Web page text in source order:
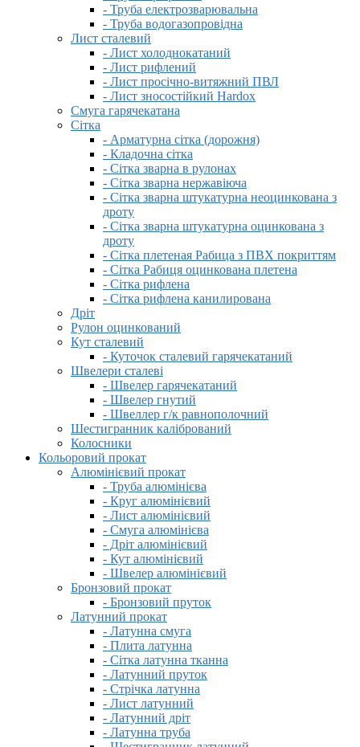
- Труба електрозварювальна
- Труба водогазопровідна
Лист сталевий
- Лист холоднокатаний
- Лист рифлений
- Лист просічно-витяжний ПВЛ
- Лист зносостійкий Hardox
Смуга гарячекатана
Сітка
- Арматурна сітка (дорожня)
- Кладочна сітка
- Сітка зварна в рулонах
- Сітка зварна нержавіюча
- Сітка зварна штукатурна неоцинкована з
дроту
- Сітка зварна штукатурна оцинкована з
дроту
- Сітка плетеная Рабица з ПВХ покриттям
- Сітка Рабиця оцинкована плетена
- Сітка рифлена
- Сітка рифлена канилирована
Дріт
Рулон оцинкований
Кут сталевий
- Куточок сталевий гарячекатаний
Швелери сталеві
- Швелер гарячекатаний
- Швелер гнутий
- Швеллер г/к равнополочний
Шестигранник калібрований
Колосники
Кольоровий прокат
Алюмінієвий прокат
- Труба алюмінієва
- Круг алюмінієвий
- Лист алюмінієвий
- Смуга алюмінієва
- Дріт алюмінієвий
- Кут алюмінієвий
- Швелер алюмінієвий
Бронзовий прокат
- Бронзовий пруток
Латунний прокат
- Латунна смуга
- Плита латунна
- Сітка латунна тканна
- Латунний пруток
- Стрічка латунна
- Лист латунний
- Латунний дріт
- Латунна труба